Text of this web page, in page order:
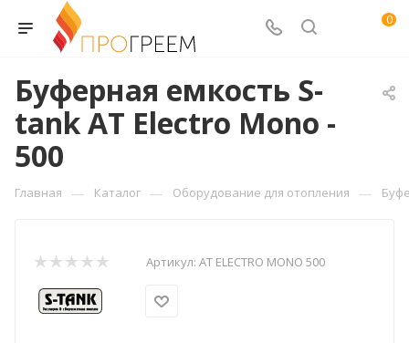
0
Буферная емкость S-
tank AT Electro Mono -
500
Главная — Каталог — Оборудование для отопления —
Артикул: AT ELECTRO MONO 500